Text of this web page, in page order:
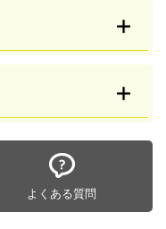
よくある質問